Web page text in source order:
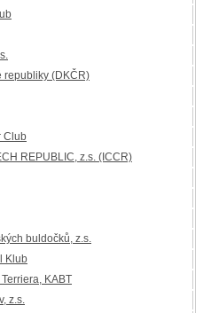
republiky (DKČR)
Club
REPUBLIC, z.s. (ICCR)
buldočků, z.s.
Klub
KABT
z.s.